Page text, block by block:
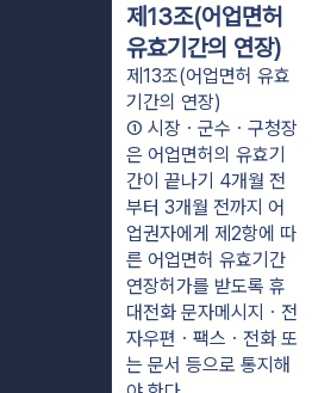
제13조(어업면허
유효기간의 연장)
제13조(어업면허 유효
기간의 연장)
① 시장ㆍ군수ㆍ구청장
은 어업면허의 유효기
간이 끝나기 4개월 전
부터 3개월 전까지 어
업권자에게 제2항에 따
른 어업면허 유효기간
연장허가를 받도록 휴
대전화 문자메시지ㆍ전
자우편ㆍ팩스ㆍ전화 또
는 문서 등으로 통지해